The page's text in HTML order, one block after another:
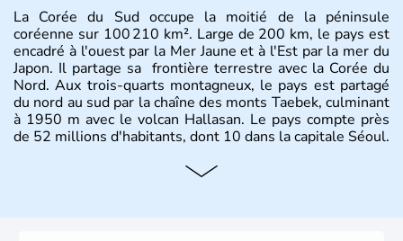
La Corée du Sud occupe la moitié de la péninsule
coréenne sur 100 210 km². Large de 200 km, le pays est
encadré à l'ouest par la Mer Jaune et à l'Est par la mer du
Japon. Il partage sa frontière terrestre avec la Corée du
Nord. Aux trois-quarts montagneux, le pays est partagé
du nord au sud par la chaîne des monts Taebek, culminant
à 1950 m avec le volcan Hallasan. Le pays compte près
de 52 millions d'habitants, dont 10 dans la capitale Séoul.
Histoire et administration